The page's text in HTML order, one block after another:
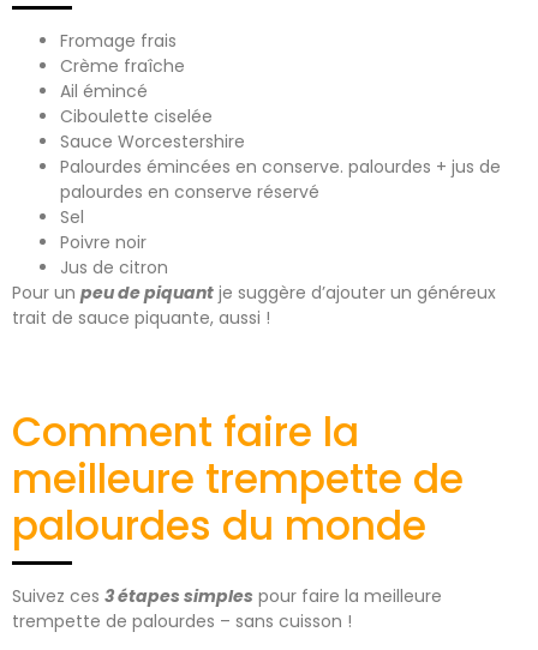
Fromage frais
Crème fraîche
Ail émincé
Ciboulette ciselée
Sauce Worcestershire
Palourdes émincées en conserve. palourdes + jus de
palourdes en conserve réservé
Sel
Poivre noir
Jus de citron
Pour un peu de piquant je suggère d’ajouter un généreux
trait de sauce piquante, aussi !
Comment faire la
meilleure trempette de
palourdes du monde
Suivez ces 3 étapes simples pour faire la meilleure
trempette de palourdes – sans cuisson !